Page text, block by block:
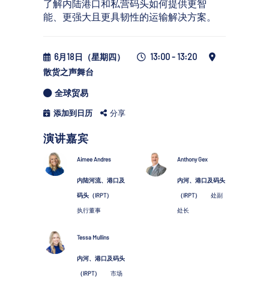
了解内陆港口和私营码头如何提供更智
能、更强大且更具韧性的运输解决方案。
6月18日（星期四）
13:00 - 13:20
散货之声舞台
全球贸易
添加到日历 分享
演讲嘉宾
Aimee Andres
内陆河流、港口及
码头（IRPT）
执行董事
Anthony Gex
内河、港口及码头
（IRPT） 处副
处长
Tessa Mullins
内河、港口及码头
（IRPT） 市场